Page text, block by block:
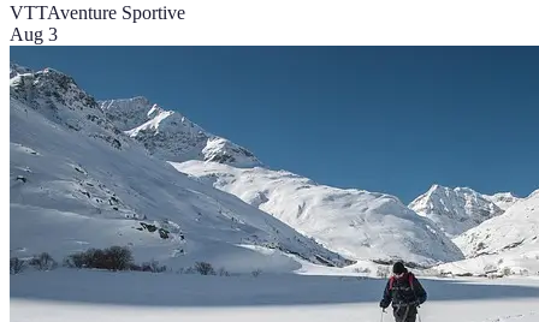
VTTAventure Sportive
Aug 3